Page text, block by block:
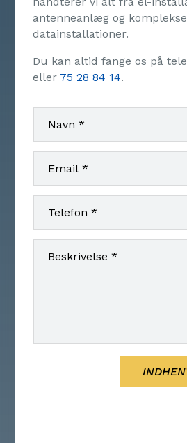
antenneanlæg og
datainstallationer.
Du kan altid fange os på
eller 75 28 84 14.